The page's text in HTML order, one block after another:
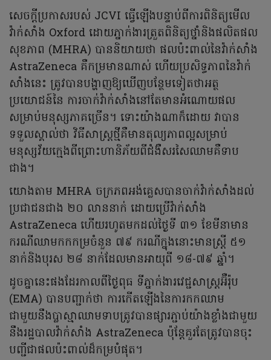
សេចក្តីប្រកាសរបស់ JCVI ធ្វើឡើងបន្ទាប់ពីការពិនិត្យមើល
វ៉ាក់សាំង Oxford ដោយភ្នាក់ងារត្រួតពិនិត្យថ្នាំនិងផលិតផល
សុខភាព (MHRA) បាននិយាយថា ផលប៉ះពាល់នៃវ៉ាក់សាំង
AstraZeneca គឺកម្រមានណាស់ ហើយប្រសិទ្ធភាពនៃវ៉ាក់
សាំងនេះ ត្រូវបានបង្ហាញឱ្យឃើញបន្ថែមទៀតថាអត្ថ
ប្រយោជន៍នៃ ការចាក់វ៉ាក់សាំងនៅតែមានអំណោយផល
សម្រាប់មនុស្សភាគច្រើន។ ទោះយ៉ាងណាក៏ដោយ វាបាន
ទទួលស្គាល់ថា វិធីសាស្រ្តថ្មីគឺមានតុល្យភាពល្អសម្រាប់
មនុស្សវ័យក្មេងពីព្រោះហានិភ័យពីជំងឺសរសៃឈាមគឺទាប
ជាង។
យោងតាម MHRA ចក្រភពអង់គ្លេសបានចាក់វ៉ាក់សាំងដល់
ប្រជាជនជាង ២០ លាននាក់ ដោយប្រើវ៉ាក់សាំង
AstraZeneca ហើយរហូតមកដល់ថ្ងៃទី ៣១ ខែមីនាមាន
ករណីឈាមកកកម្រចំនួន ៧៩ ករណីក្នុងនោះមានស្ត្រី ៥១
នាក់និងបុរស ២៨ នាក់ដែលមានអាយុពី ១៨-៧៩ ឆ្នាំ។
ដូចគ្នានេះផងដែរកាលពីថ្ងៃពុធ ទីភ្នាក់ងារវេជ្ជសាស្ត្រអ៊ឺរ៉ុប
(EMA) បានបញ្ជាក់ថា ការកើតឡើងនៃការកកឈាម
ជាមួយនឹងប្លាស្មាឈាមទាបត្រូវបានផ្សារភ្ជាប់យ៉ាងខ្លាំងជាមួយ
នឹងរដ្ឋបាលវ៉ាក់សាំង AstraZeneca ប៉ុន្តែគួរតែត្រូវបានចុះ
បញ្ជីជាផលប៉ះពាល់ដ៏កម្របំផុត។